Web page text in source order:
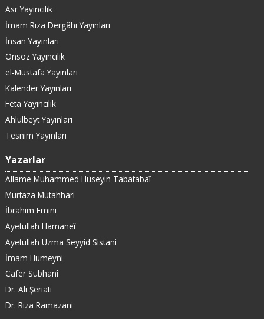
Asr Yayıncılık
İmam Rıza Dergâhı Yayınları
İnsan Yayınları
Önsöz Yayıncılık
el-Mustafa Yayınları
Kalender Yayınları
Feta Yayıncılık
Ahlulbeyt Yayınları
Tesnim Yayınları
Yazarlar
Allame Muhammed Hüseyin Tabatabaî
Murtaza Mutahhari
İbrahim Emini
Ayetullah Hamaneî
Ayetullah Uzma Seyyid Sistani
İmam Humeyni
Cafer Sübhanî
Dr. Ali Şeriati
Dr. Rıza Ramazani